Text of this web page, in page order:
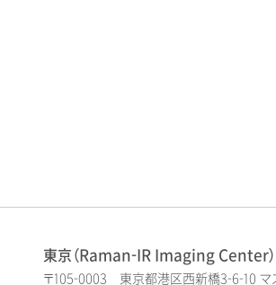
東京（Raman-IR Imaging Center）
〒105-0003 東京都港区西新橋3-6-10 マ